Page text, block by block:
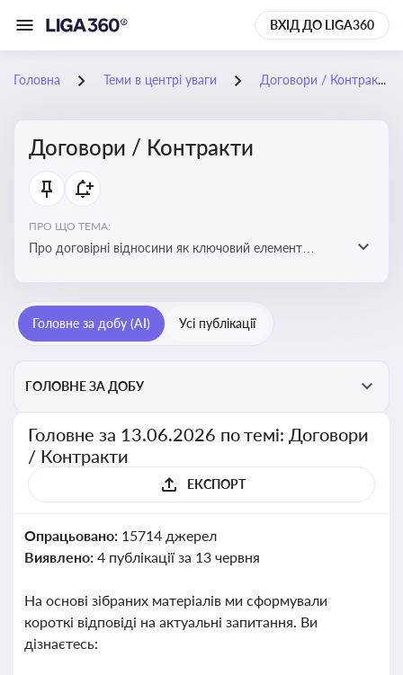
ВХІД ДО LIGA360
Головна Теми в центрі уваги Договори / Контракти
Договори / Контракти
ПРО ЩО ТЕМА:
Про договірні відносини як ключовий елемент
зобов’язань за договором та розірвання договору
Головне за добу (AI) Усі публікації
ГОЛОВНЕ ЗА ДОБУ
Головне за 13.06.2026 по темі: Договори
/ Контракти
ЕКСПОРТ
Опрацьовано: 15714 джерел
Виявлено: 4 публікації за 13 червня
На основі зібраних матеріалів ми сформували
короткі відповіді на актуальні запитання. Ви
дізнаєтесь: